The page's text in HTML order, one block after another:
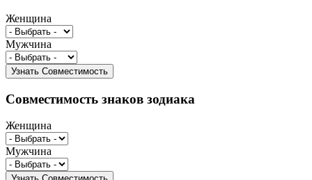
Женщина
Мужчина
Совместимость знаков зодиака
Женщина
Мужчина